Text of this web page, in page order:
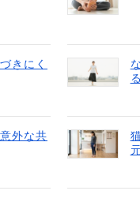
きにく
外な共